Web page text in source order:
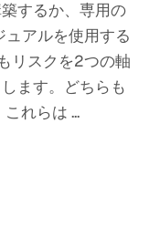
するか、専用の
アルを使用する
リスクを2つの軸
ます。どちらも
れらは ...